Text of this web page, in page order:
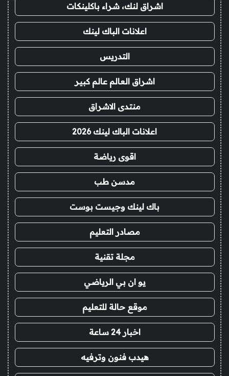
اشراق لنك، شراء باكلينكات
اعلانات الباك لينك
التدريس
اشراق العالم عالم كبير
منتدى الاشراق
اعلانات الباك لينك 2026
اقوى رياضة
مدسن طب
باك لينك وجيست بوست
مصادر التعليم
مجلة تقنية
يو ان بي الرياضي
موقع حالة للتعليم
اخبار 24 ساعة
هيدب فنون وترفيه